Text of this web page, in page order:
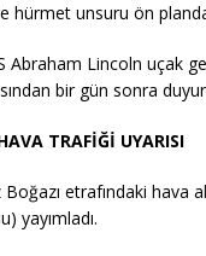
hürmet unsuru ön
Abraham Lincoln uçak
bir gün sonra
TRAFİĞİ UYARISI
etrafındaki hava
yayımladı.